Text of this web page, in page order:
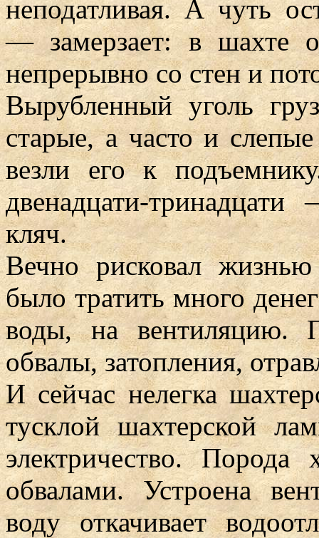
неподатливая. А чуть
— замерзает: в шахте
непрерывно со стен и
Вырубленный уголь
старые, а часто и
везли его к
двенадцати-
кляч.
Вечно рисковал
было тратить много
воды, на вентиляцию.
обвалы, затопления,
И сейчас нелегка
тусклой шахтерской
электричество.
обвалами. Устроена
воду откачивает